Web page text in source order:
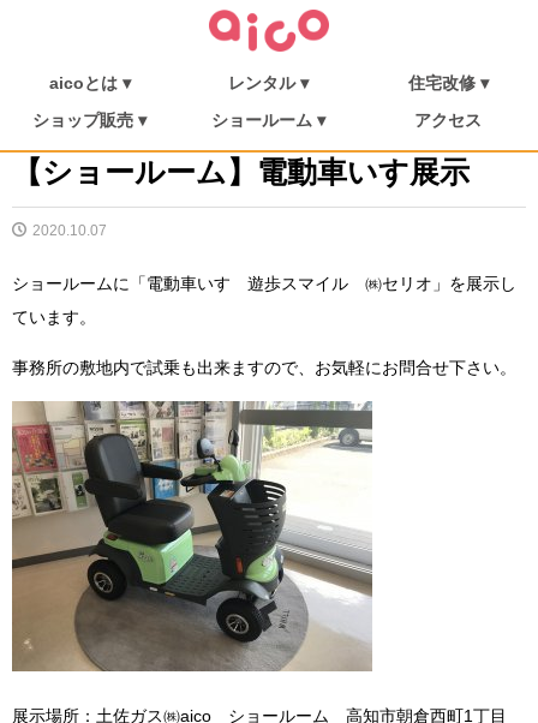
aicoとは ▾
aicoとは
介護保険について
福祉用具を探す
レンタル ▾
ご利用の流れ
介護リフト
消毒・メンテナンス
住宅改修 ▾
住宅改修
施工事例
ショップ販売 ▾
ショップ販売
シューフィッター
ミニむつき庵
ショールーム ▾
朝倉ショールーム
しまんとショールーム
アクセス
【ショールーム】電動車いす展示
2020.10.07
ショールームに「電動車いす 遊歩スマイル ㈱セリオ」を展示し
ています。
事務所の敷地内で試乗も出来ますので、お気軽にお問合せ下さい。
展示場所：土佐ガス㈱aico ショールーム 高知市朝倉西町1丁目